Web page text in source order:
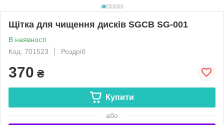
Щітка для чищення дисків SGCB SG-001
В наявності
Код: 701523
Роздріб
370 ₴
Купити
або